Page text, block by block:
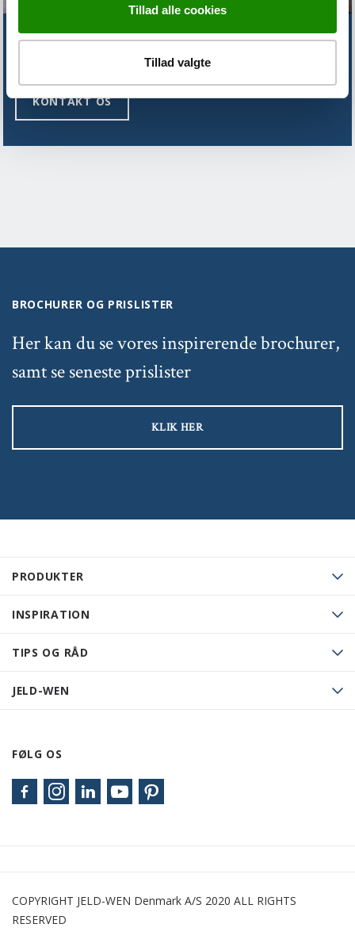
Tillad alle cookies
Tillad valgte
FINDER DU IKKE DET DU SØGER?
KONTAKT OS
PRODUKTER
INSPIRATION
TIPS OG RÅD
JELD-WEN
FØLG OS
BROCHURER OG PRISLISTER
Her kan du se vores inspirerende brochurer,
samt se seneste prislister
KLIK HER
COPYRIGHT JELD-WEN Denmark A/S 2020 ALL RIGHTS
RESERVED